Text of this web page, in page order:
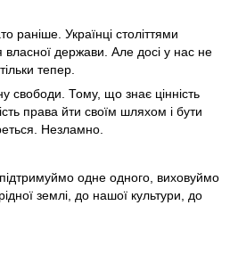
раніше. Українці століттями
держави. Але досі у нас не
тепер.
свободи. Тому, що знає цінність
права йти своїм шляхом і бути
Незламно.
одне одного, виховуймо
землі, до нашої культури, до